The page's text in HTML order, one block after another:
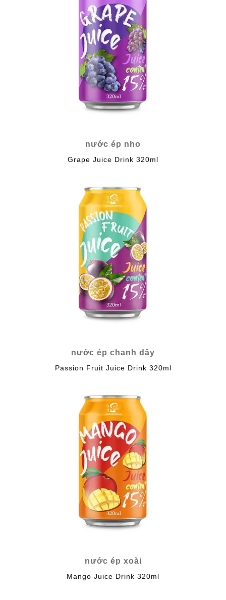
nước ép nho
Grape Juice Drink 320ml
nước ép chanh dây
Passion Fruit Juice Drink 320ml
nước ép xoài
Mango Juice Drink 320ml